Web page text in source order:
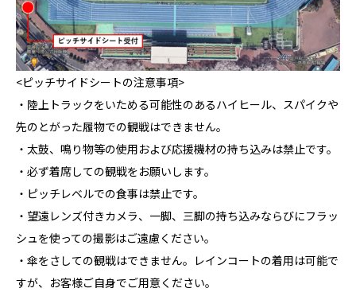
<ピッチサイドシートの注意事項>
・陸上トラックをいためる可能性のあるハイヒール、スパイクや
先のとがった履物での観戦はできません。
・太鼓、鳴り物等の使用および応援機材の持ち込みは禁止です。
・必ず着席しての観戦をお願いします。
・ピッチレベルでの食事は禁止です。
・望遠レンズ付きカメラ、一脚、三脚の持ち込みならびにフラッ
シュを使っての撮影はご遠慮ください。
・傘をさしての観戦はできません。レインコートの着用は可能で
すが、お客様ご自身でご用意ください。